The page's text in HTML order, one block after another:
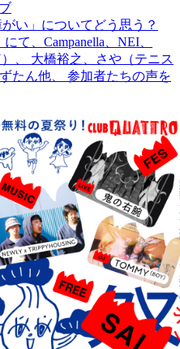
い」についてどう思う？
て、Campanella、NEI、
、 大橋裕之、さや（テニス
たん他、 参加者たちの声を